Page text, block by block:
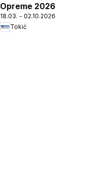
Opreme 2026
18.03. - 02.10.2026
Tokić